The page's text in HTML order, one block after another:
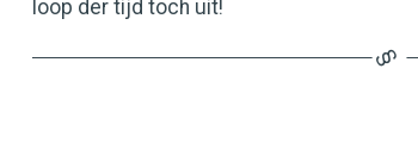
loop der tijd toch uit!